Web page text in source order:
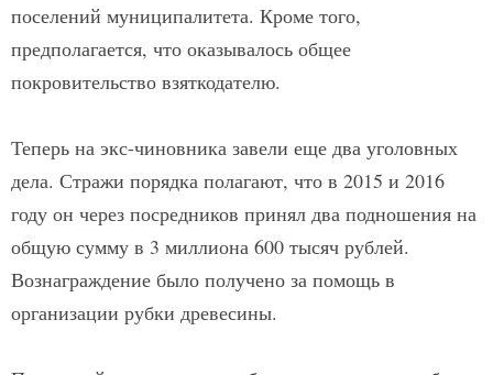
поселений муниципалитета. Кроме того,
предполагается, что оказывалось общее
покровительство взяткодателю.
Теперь на экс-чиновника завели еще два уголовных
дела. Стражи порядка полагают, что в 2015 и 2016
году он через посредников принял два подношения на
общую сумму в 3 миллиона 600 тысяч рублей.
Вознаграждение было получено за помощь в
организации рубки древесины.